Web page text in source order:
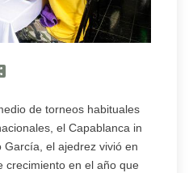
de torneos habituales
el Capablanca in
el ajedrez vivió en
crecimiento en el año que